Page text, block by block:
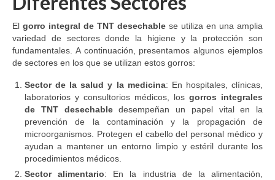
El gorro integral de TNT desechable se utiliza en una amplia
variedad de sectores donde la higiene y la protección son
fundamentales. A continuación, presentamos algunos ejemplos
de sectores en los que se utilizan estos gorros:
Sector de la salud y la medicina: En hospitales, clínicas,
laboratorios y consultorios médicos, los gorros integrales
de TNT desechabledesempeñan un papel vital en la
prevención de la contaminación y la propagación de
microorganismos. Protegen el cabello del personal médico y
ayudan a mantener un entorno limpio y estéril durante los
procedimientos médicos.
Sector alimentario: En la industria de la alimentación,